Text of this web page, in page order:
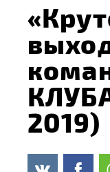
2019)